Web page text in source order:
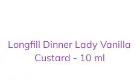
Longfill Dinner Lady Vanilla
Custard - 10 ml